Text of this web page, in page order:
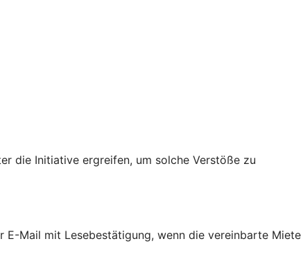
die Initiative ergreifen, um solche Verstöße zu
E-Mail mit Lesebestätigung, wenn die vereinbarte Miete